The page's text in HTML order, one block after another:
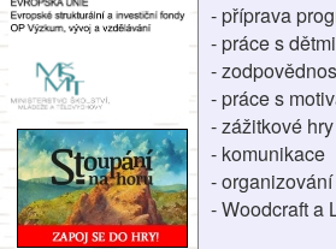
- příprava
- práce s
-
- práce s
- zážitkové hry
- komunikace
-
- Woodcraft a